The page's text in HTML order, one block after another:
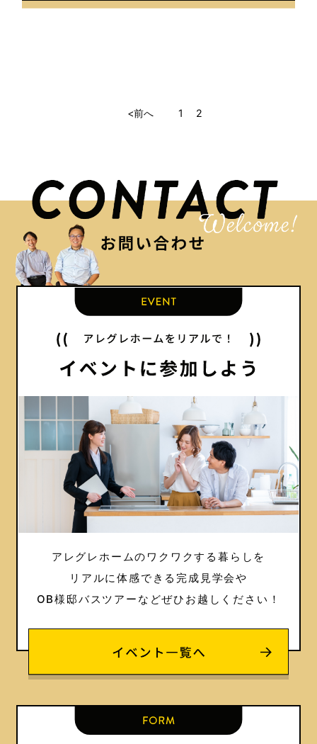
<前へ 1 2
アレグレホームのワクワクする暮らしを
リアルに体感できる完成見学会や
OB様邸バスツアーなどぜひお越しください！